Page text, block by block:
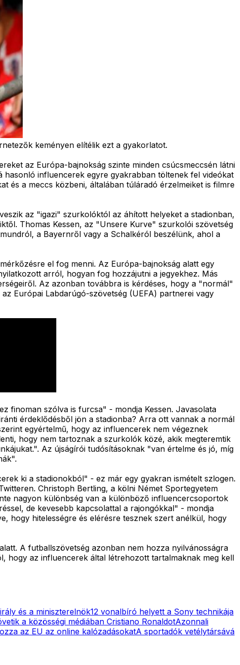
keményen elítélik ezt a gyakorlatot.
az Európa-bajnokság szinte minden csúcsmeccsén látni
influencerek egyre gyakrabban töltenek fel videókat
és a meccs közbeni, általában túláradó érzelmeiket is filmre
az "igazi" szurkolóktól az áhított helyeket a stadionban,
Thomas Kessen, az "Unsere Kurve" szurkolói szövetség
a Bayernről vagy a Schalkéról beszélünk, ahol a
el fog menni. Az Európa-bajnokság alatt egy
arról, hogyan fog hozzájutni a jegyekhez. Más
Az azonban továbbra is kérdéses, hogy a "normál"
Európai Labdarúgó-szövetség (UEFA) partnerei vagy
finoman szólva is furcsa" - mondja Kessen. Javasolata
érdeklődésből jön a stadionba? Arra ott vannak a normál
egyértelmű, hogy az influencerek nem végeznek
hogy nem tartoznak a szurkolók közé, akik megteremtik
Az újságírói tudósításoknak "van értelme és jó, míg
ki a stadionokból" - ez már egy gyakran ismételt szlogen.
Christoph Bertling, a kölni Német Sportegyetem
nagyon különbség van a különböző influencercsoportok
de kevesebb kapcsolattal a rajongókkal" - mondja
hogy hitelességre és elérésre tesznek szert anélkül, hogy
A futballszövetség azonban nem hozza nyilvánosságra
hogy az influencerek által létrehozott tartalmaknak meg kell
és a miniszterelnök12 vonalbíró helyett a Sony technikája
a közösségi médiában Cristiano RonaldotAzonnali
az EU az online kalózadásokatA sportadók vetélytársává